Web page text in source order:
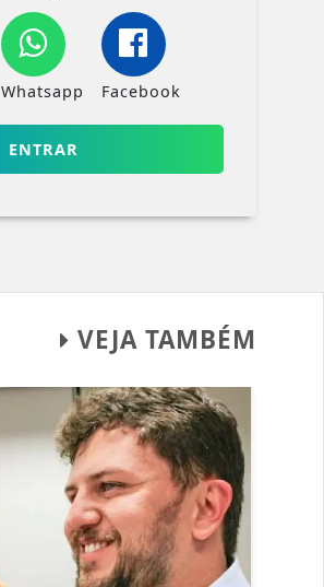
Whatsapp Facebook
ENTRAR
VEJA TAMBÉM